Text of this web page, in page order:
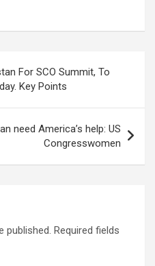
For SCO Summit, To
Key Points
need America’s help: US
Congresswomen
published. Required fields